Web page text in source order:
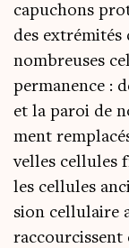
capu­chons
des extré­mi­tés
nom­breuses
per­ma­nence :
et la paroi de
ment
velles cel­lules
les cel­lules
sion cel­lu­laire
rac­cour­cissent